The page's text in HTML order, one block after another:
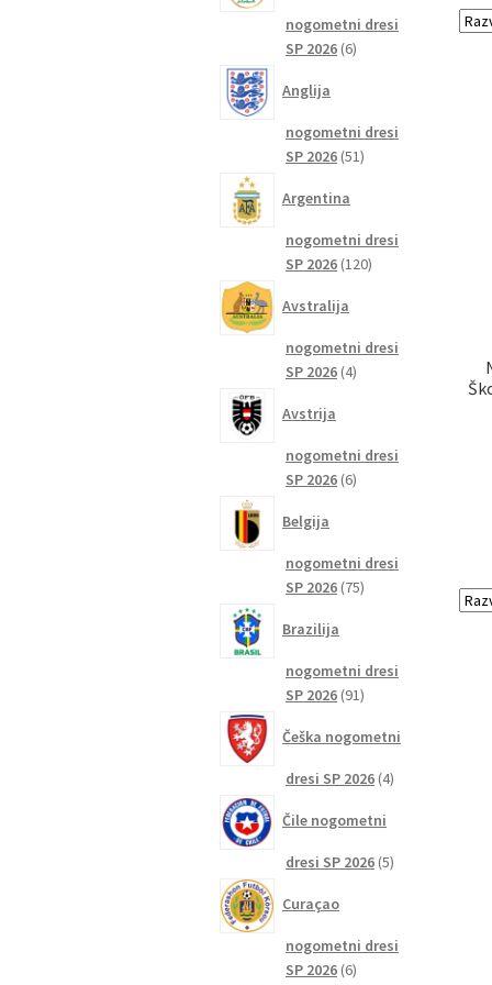
nogometni dresi
SP 2026 66
Anglija
nogometni dresi
SP 2026 5151
Argentina
nogometni dresi
SP 2026 120120
Avstralija
nogometni dresi
SP 2026 44
Avstrija
nogometni dresi
SP 2026 66
Belgija
nogometni dresi
SP 2026 7575
Brazilija
nogometni dresi
SP 2026 9191
Češka nogometni
dresi SP 2026 44
Čile nogometni
dresi SP 2026 55
Curaçao
nogometni dresi
SP 2026 66